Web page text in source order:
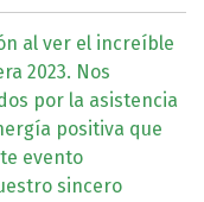
al ver el increíble
2023. Nos
por la asistencia
positiva que
evento
sincero